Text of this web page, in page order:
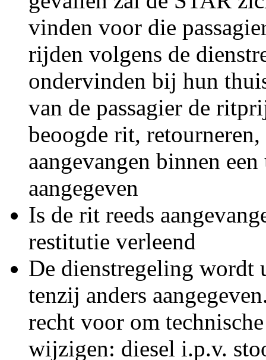
vinden voor die
rijden volgens de
ondervinden bij hun
van de passagier de
beoogde rit,
aangevangen binnen
aangegeven
Is de rit reeds
restitutie verleend
De dienstregeling wordt
tenzij anders
recht voor om
wijzigen: diesel i.p.v.